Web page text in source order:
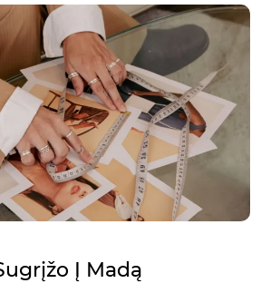
Į Madą